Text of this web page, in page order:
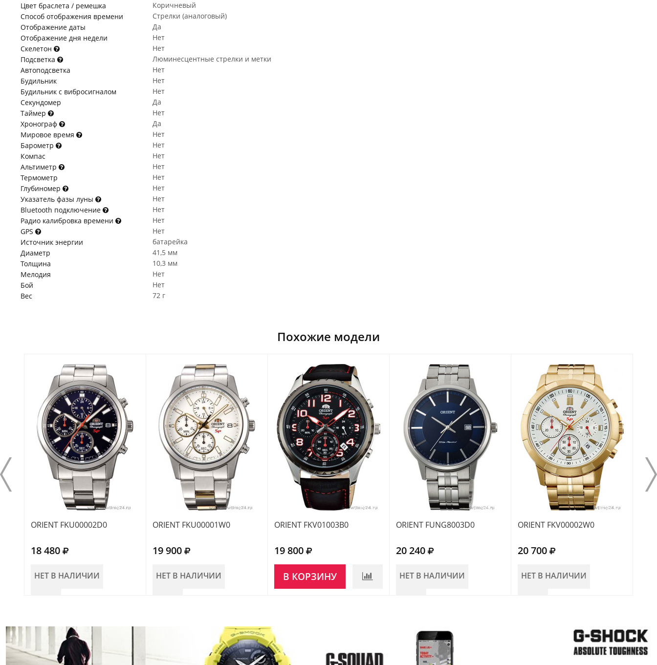
Цвет браслета / ремешка
Коричневый
Способ отображения времени
Стрелки (аналоговый)
Отображение даты
Да
Отображение дня недели
Нет
Скелетон
Нет
Подсветка
Люминесцентные стрелки и метки
Автоподсветка
Нет
Будильник
Нет
Будильник с вибросигналом
Нет
Секундомер
Да
Таймер
Нет
Хронограф
Да
Мировое время
Нет
Барометр
Нет
Компас
Нет
Альтиметр
Нет
Термометр
Нет
Глубиномер
Нет
Указатель фазы луны
Нет
Bluetooth подключение
Нет
Радио калибровка времени
Нет
GPS
Нет
Источник энергии
батарейка
Диаметр
41,5 мм
Толщина
10,3 мм
Мелодия
Нет
Бой
Нет
Вес
72 г
Похожие модели
ORIENT FKU00002D0
18 480
НЕТ В НАЛИЧИИ
ORIENT FKU00001W0
19 900
НЕТ В НАЛИЧИИ
ORIENT FKV01003B0
19 800
В КОРЗИНУ
ORIENT FUNG8003D0
20 240
НЕТ В НАЛИЧИИ
ORIENT FKV00002W0
20 700
НЕТ В НАЛИЧИИ